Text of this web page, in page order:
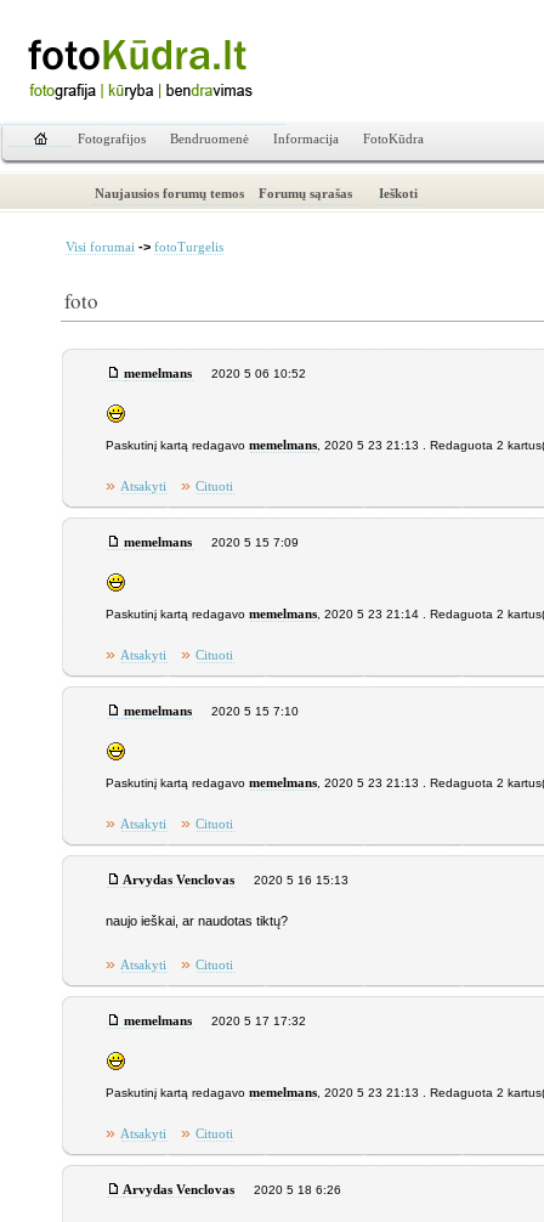
Fotografijos Bendruomenė Informacija FotoKūdra
Naujausios forumų temos Forumų sąrašas Ieškoti
Visi forumai -> fotoTurgelis
foto
memelmans 2020 5 06 10:52
Paskutinį kartą redagavomemelmans , 2020 5 23 21:13 . Redaguota 2
» Atsakyti » Cituoti
memelmans 2020 5 15 7:09
Paskutinį kartą redagavomemelmans , 2020 5 23 21:14 . Redaguota 2
» Atsakyti » Cituoti
memelmans 2020 5 15 7:10
Paskutinį kartą redagavomemelmans , 2020 5 23 21:13 . Redaguota 2
» Atsakyti » Cituoti
Arvydas Venclovas 2020 5 16 15:13
naujo ieškai, ar naudotas tiktų?
» Atsakyti » Cituoti
memelmans 2020 5 17 17:32
Paskutinį kartą redagavomemelmans , 2020 5 23 21:13 . Redaguota 2
» Atsakyti » Cituoti
Arvydas Venclovas 2020 5 18 6:26